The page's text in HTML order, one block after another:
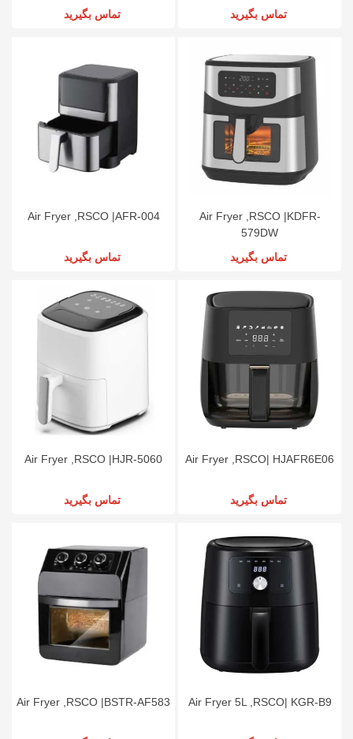
تماس بگیرید
تماس بگیرید
Air Fryer ,RSCO |AFR-004
تماس بگیرید
Air Fryer ,RSCO |KDFR-
579DW
تماس بگیرید
Air Fryer ,RSCO |HJR-5060
تماس بگیرید
Air Fryer ,RSCO| HJAFR6E06
تماس بگیرید
Air Fryer ,RSCO |BSTR-AF583 Air Fryer 5L ,RSCO| KGR-B9